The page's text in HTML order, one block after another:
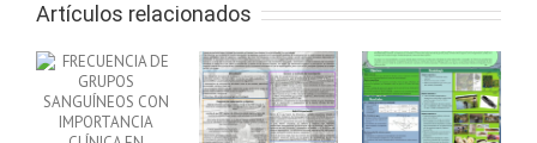
Artículos relacionados